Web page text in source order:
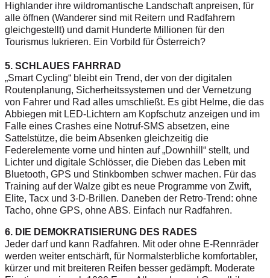
Highlander ihre wildromantische Landschaft anpreisen, für
alle öffnen (Wanderer sind mit Reitern und Radfahrern
gleichgestellt) und damit Hunderte Millionen für den
Tourismus lukrieren. Ein Vorbild für Österreich?
5. SCHLAUES FAHRRAD
„Smart Cycling“ bleibt ein Trend, der von der digitalen
Routenplanung, Sicherheitssystemen und der Vernetzung
von Fahrer und Rad alles umschließt. Es gibt Helme, die das
Abbiegen mit LED-Lichtern am Kopfschutz anzeigen und im
Falle eines Crashes­ eine Notruf-SMS absetzen, eine
Sattelstütze, die beim Absenken gleichzeitig die
Federelemente vorne und hinten auf „Downhill“ stellt, und
Lichter und digitale Schlösser, die Dieben das Leben mit
Bluetooth, GPS und Stinkbomben schwer machen. Für das
Training auf der Walze gibt es neue Programme von Zwift,
Elite, Tacx und 3-D-Brillen. Daneben der Retro-Trend: ohne
Tacho, ohne GPS, ohne ABS. Einfach nur Radfahren.
6. DIE DEMOKRATISIERUNG DES RADES
Jeder darf und kann Radfahren. Mit oder ohne E-Rennräder
werden weiter entschärft, für Normalsterbliche komfortabler,
kürzer und mit breiteren Reifen besser gedämpft. Moderate